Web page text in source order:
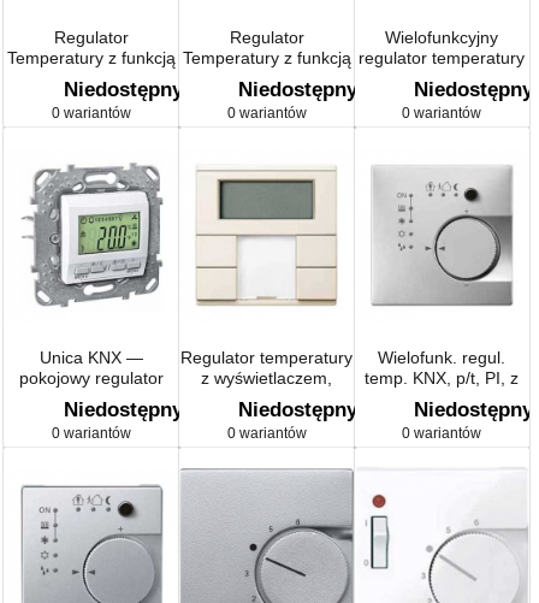
Regulator
Temperatury z funkcją
chłodzenia
Niedostępny
0 wariantów
Regulator
Temperatury z funkcją
komfort
Niedostępny
0 wariantów
Wielofunkcyjny
regulator temperatury
Artec/Antique
Niedostępny
0 wariantów
Unica KNX —
pokojowy regulator
temperatury — 230 V
AC — 2 m — biały
Niedostępny
0 wariantów
Regulator temperatury
z wyświetlaczem,
kremowy, System M
Niedostępny
0 wariantów
Wielofunk. regul.
temp. KNX, p/t, PI, z
przyciskiem 4-nym
Artec/Antique
Niedostępny
0 wariantów